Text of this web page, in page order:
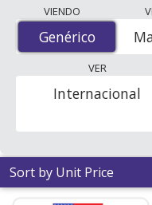
mg discount prices at
tabletfor 30 tablets.
pharmacy retail price
Enter your ZIP Code
MAGNESIUM
VIENDO
Genérico
Genérico
VER
Internacional
Sort by Unit Price